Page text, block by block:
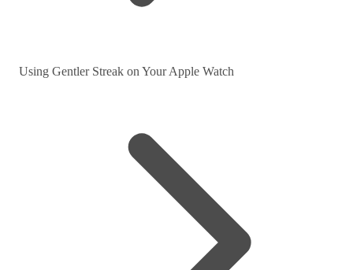
Using Gentler Streak on Your Apple Watch